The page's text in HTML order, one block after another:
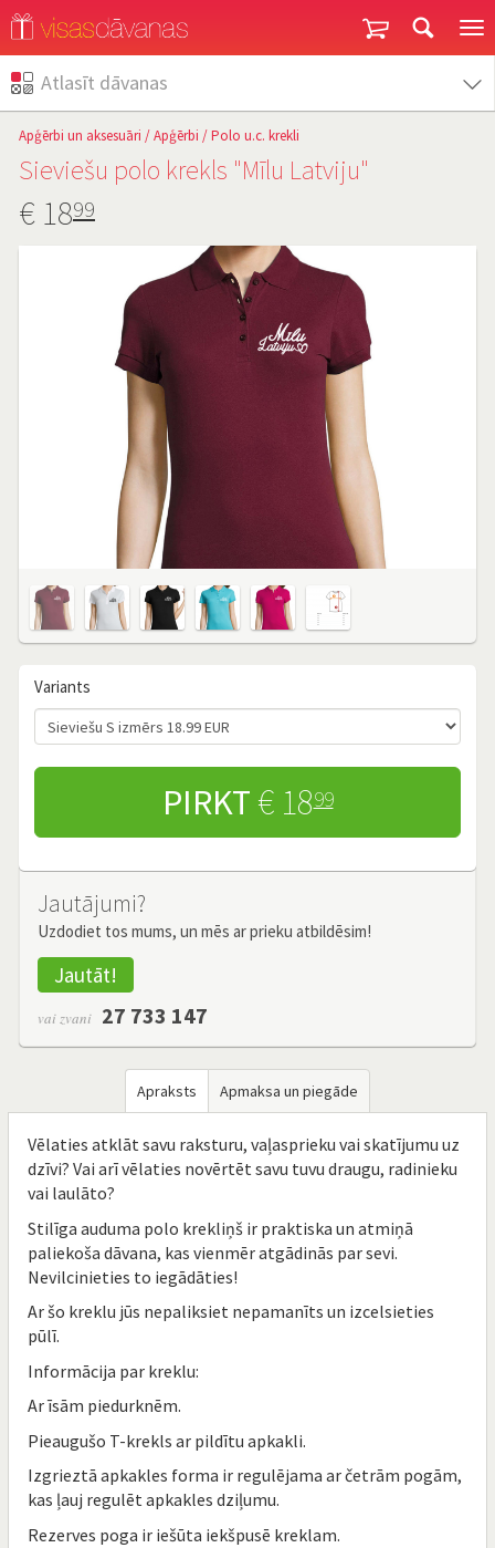
Atlasīt dāvanas
Apģērbi un aksesuāri /Apģērbi /Polo u.c. krekli
Sieviešu polo krekls "Mīlu Latviju"
€ 1899
Variants
PIRKT € 1899
Jautājumi?
Uzdodiet tos mums, un mēs ar prieku atbildēsim!
Jautāt!
vai zvani 27 733 147
Apraksts Apmaksa un piegāde
Vēlaties atklāt savu raksturu, vaļasprieku vai skatījumu uz
dzīvi? Vai arī vēlaties novērtēt savu tuvu draugu, radinieku
vai laulāto?
Stilīga auduma polo krekliņš ir praktiska un atmiņā
paliekoša dāvana, kas vienmēr atgādinās par sevi.
Nevilcinieties to iegādāties!
Ar šo kreklu jūs nepaliksiet nepamanīts un izcelsieties
pūlī.
Informācija par kreklu:
Ar īsām piedurknēm.
Pieaugušo T-krekls ar pildītu apkakli.
Izgrieztā apkakles forma ir regulējama ar četrām pogām,
kas ļauj regulēt apkakles dziļumu.
Rezerves poga ir iešūta iekšpusē kreklam.